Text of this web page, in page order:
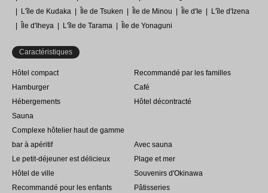
L'île de Kudaka
Île de Tsuken Île de Minou Île d'Ie
L'île d'Izena
Île d'Iheya
L'île de Tarama Île de Yonaguni
Caractéristiques
Hôtel compact
Recommandé par les familles
Hamburger
Café
Hébergements
Hôtel décontracté
Sauna
Complexe hôtelier haut de gamme
bar à apéritif
Avec sauna
Le petit-déjeuner est délicieux
Plage et mer
Hôtel de ville
Souvenirs d'Okinawa
Recommandé pour les enfants
Pâtisseries